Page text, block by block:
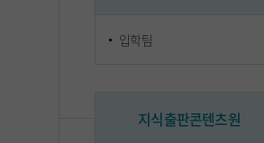
입학팀
지식출판콘텐츠원